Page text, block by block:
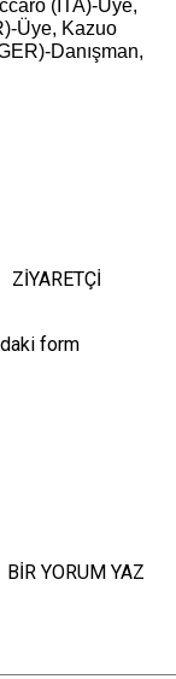
(ITA)-Üye,
Üye, Kazuo
Danışman,
ZİYARETÇİ
form
BİR YORUM YAZ